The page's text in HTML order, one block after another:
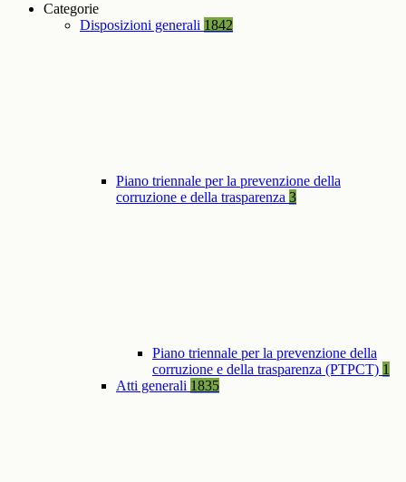
Categorie
Disposizioni generali 1842
Piano triennale per la prevenzione della
corruzione e della trasparenza 3
Piano triennale per la prevenzione della
corruzione e della trasparenza (PTPCT) 1
Atti generali 1835